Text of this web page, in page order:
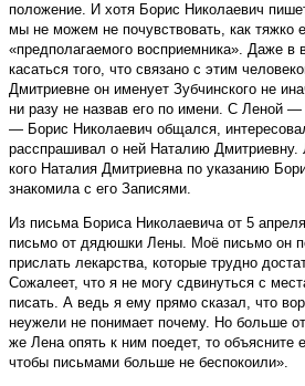
положение. И хотя Борис Николаевич
мы не можем не почувствовать, как тяжко
«предполагаемого восприемника». Даже в
касаться того, что связано с этим
Дмитриевне он именует Зубчинского не
ни разу не назвав его по имени. С Леной —
— Борис Николаевич общался,
расспрашивал о ней Наталию Дмитриевну.
кого Наталия Дмитриевна по указанию
знакомила с его Записями.
Из письма Бориса Николаевича от 5
письмо от дядюшки Лены. Моё письмо он
прислать лекарства, которые трудно
Сожалеет, что я не могу сдвинуться с
писать. А ведь я ему прямо сказал, что
неужели не понимает почему. Но больше
же Лена опять к ним поедет, то объясните
чтобы письмами больше не беспокоили».